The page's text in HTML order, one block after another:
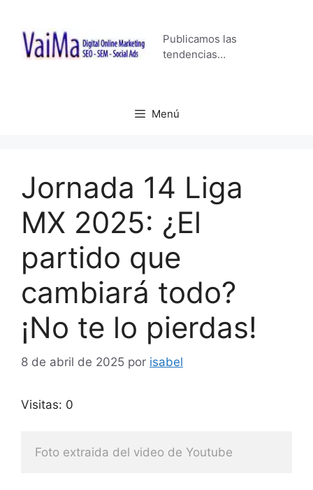
contenido
Publicamos las
tendencias…
Menú
Jornada 14 Liga
MX 2025: ¿El
partido que
cambiará todo?
¡No te lo pierdas!
8 de abril de 2025 por isabel
Visitas: 0
Foto extraida del video de Youtube